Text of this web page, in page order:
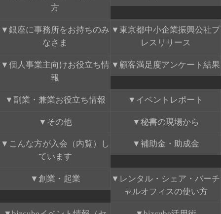
方
銀座に事務所をお持ちのみ
なさま
東京都中小企業振興公社プ
レスリリース
個人事業主向けお役立ち情
報
顧客満足度アンケート結果
副業・兼業お役立ち情報 イベントレポート
その他 秘書の現場から
こんな方が入会（内覧）し
ています
補助金・助成金
創業・起業
レンタル・シェア・バーチ
ャルオフィスの使い方